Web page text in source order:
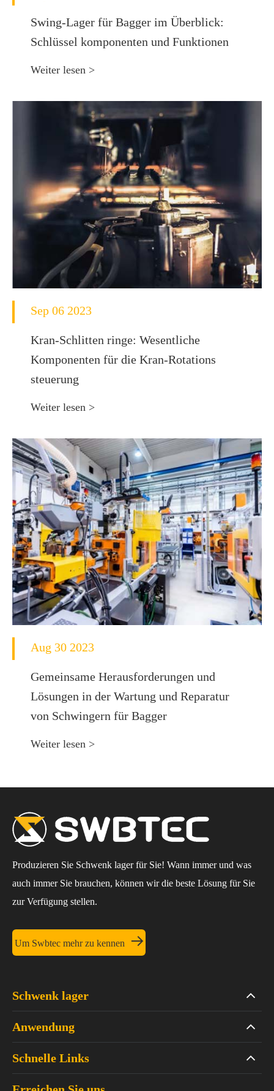
Swing-Lager für Bagger im Überblick:
Schlüssel komponenten und Funktionen
Weiter lesen >
Sep 06 2023
Kran-Schlitten ringe: Wesentliche
Komponenten für die Kran-Rotations
steuerung
Weiter lesen >
Aug 30 2023
Gemeinsame Herausforderungen und
Lösungen in der Wartung und Reparatur
von Schwingern für Bagger
Weiter lesen >
Produzieren Sie Schwenk lager für Sie! Wann immer und was
auch immer Sie brauchen, können wir die beste Lösung für Sie
zur Verfügung stellen.
Um Swbtec mehr zu kennen 
Schwenk lager
Anwendung
Schnelle Links